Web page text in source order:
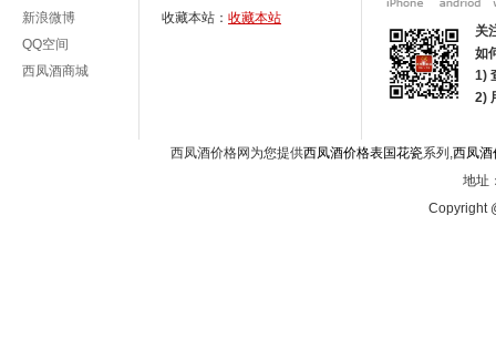
新浪微博
QQ空间
西凤酒商城
收藏本站： 收藏本站
关
如
1)
2)
西凤酒价格网为您提供西凤酒价格表国花瓷系列,西凤酒
地址
Copyright